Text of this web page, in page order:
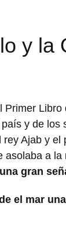
y la
y de los
Ajab y
asolaba a la
gran
el mar